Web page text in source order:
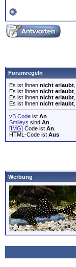
Forumregeln
Es ist Ihnen nicht erlaubt
Es ist Ihnen nicht erlaubt
Es ist Ihnen nicht erlaubt
Es ist Ihnen nicht erlaubt
vB Code ist An
Smileys sind An
[IMG] Code ist An
HTML-Code ist Aus
Werbung